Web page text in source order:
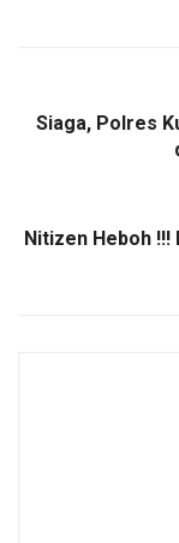
o
Siaga, Polres
Nitizen Heboh